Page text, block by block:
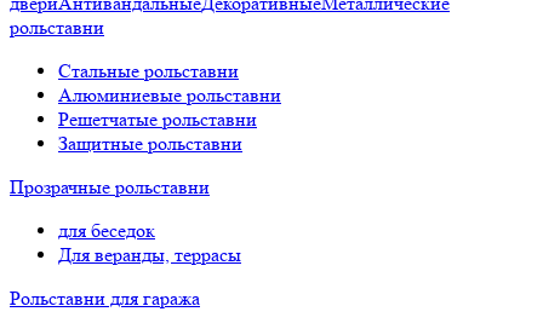
рольставни
Стальные рольставни
Алюминиевые рольставни
Решетчатые рольставни
Защитные рольставни
Прозрачные рольставни
для беседок
Для веранды, террасы
Рольставни для гаража